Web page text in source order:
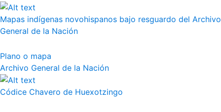
Mapas indígenas novohispanos bajo resguardo del Archivo
General de la Nación
Plano o mapa
Archivo General de la Nación
Códice Chavero de Huexotzingo